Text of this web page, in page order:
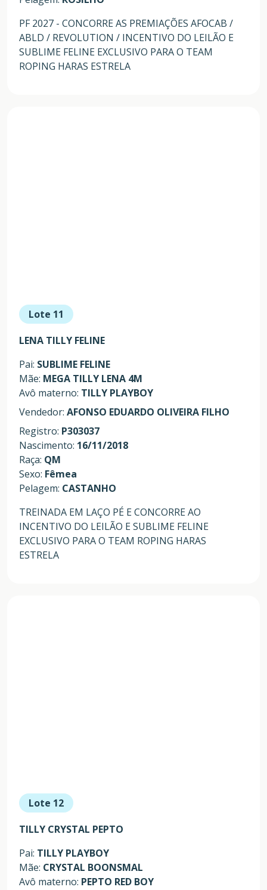
PF 2027 - CONCORRE AS PREMIAÇÕES AFOCAB /
ABLD / REVOLUTION / INCENTIVO DO LEILÃO E
SUBLIME FELINE EXCLUSIVO PARA O TEAM
ROPING HARAS ESTRELA
Lote 11
LENA TILLY FELINE
Pai: SUBLIME FELINE
Mãe: MEGA TILLY LENA 4M
Avô materno: TILLY PLAYBOY
Vendedor: AFONSO EDUARDO OLIVEIRA FILHO
Registro: P303037
Nascimento: 16/11/2018
Raça: QM
Sexo: Fêmea
Pelagem: CASTANHO
TREINADA EM LAÇO PÉ E CONCORRE AO
INCENTIVO DO LEILÃO E SUBLIME FELINE
EXCLUSIVO PARA O TEAM ROPING HARAS
ESTRELA
Lote 12
TILLY CRYSTAL PEPTO
Pai: TILLY PLAYBOY
Mãe: CRYSTAL BOONSMAL
Avô materno: PEPTO RED BOY